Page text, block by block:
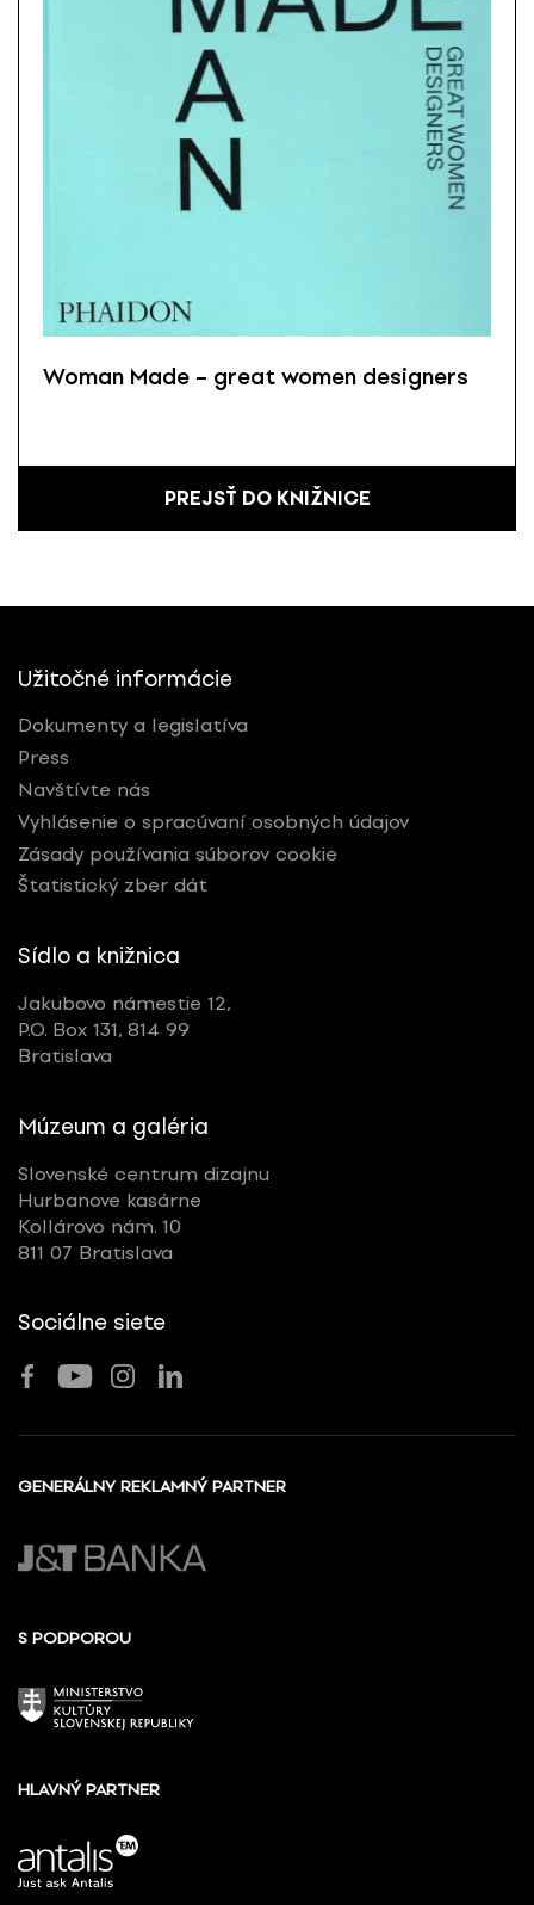
Woman Made – great women designers
PREJSŤ DO KNIŽNICE
Užitočné informácie
Dokumenty a legislatíva
Press
Navštívte nás
Vyhlásenie o spracúvaní osobných údajov
Zásady používania súborov cookie
Štatistický zber dát
Sídlo a knižnica
Jakubovo námestie 12,
P.O. Box 131, 814 99
Bratislava
Múzeum a galéria
Slovenské centrum dizajnu
Hurbanove kasárne
Kollárovo nám. 10
811 07 Bratislava
Sociálne siete
GENERÁLNY REKLAMNÝ PARTNER
S PODPOROU
HLAVNÝ PARTNER